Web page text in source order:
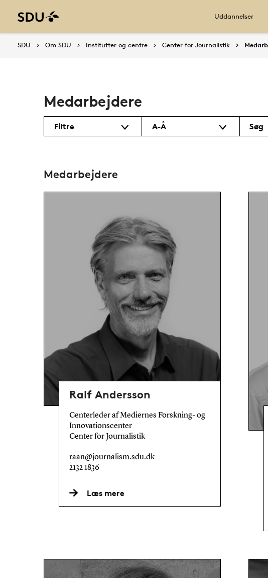
Uddannelser
SDU Om SDU Institutter og centre Center for Journalistik
Medarbejdere
Filtre A-Å Søg
Medarbejdere
Ralf Andersson
Centerleder af Mediernes Forskning- og
Innovationscenter
Center for Journalistik
raan@journalism.sdu.dk
2132 1836
Læs mere